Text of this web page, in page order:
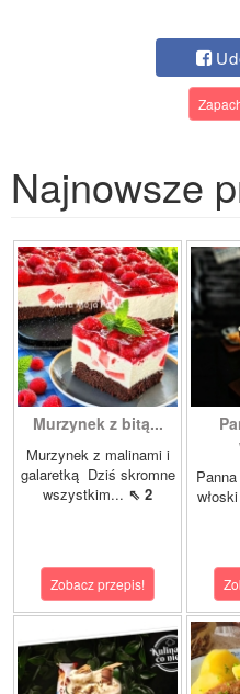
Najnowsze
Murzynek z bitą...
Murzynek z malinami i
galaretką Dziś skromne
wszystkim... ⇖ 2
Zobacz przepis!